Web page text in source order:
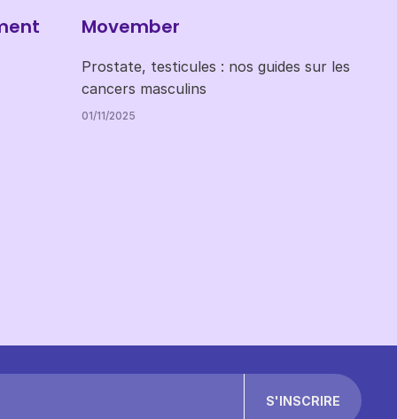
Movember
Prostate, testicules : nos guides sur les
cancers masculins
01/11/2025